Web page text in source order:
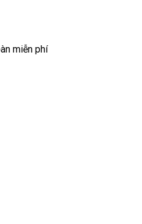
miễn phí